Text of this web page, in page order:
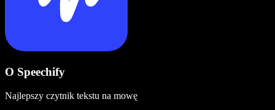
O Speechify
Najlepszy czytnik tekstu na mowę